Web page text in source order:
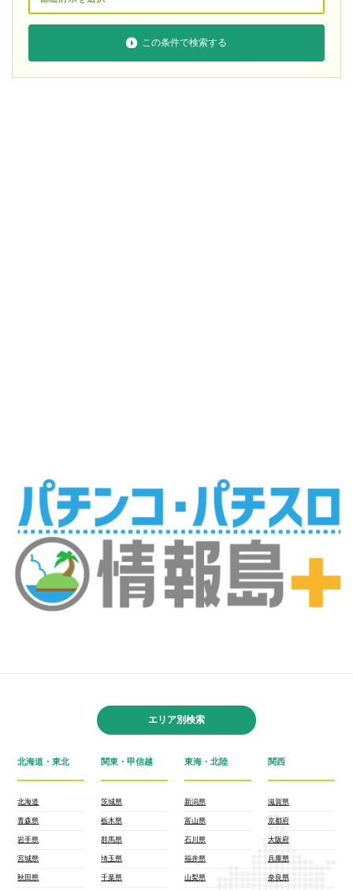
この条件で検索する
エリア別検索
北海道・東北
北海道
青森県
岩手県
宮城県
秋田県
関東・甲信越
茨城県
栃木県
群馬県
埼玉県
千葉県
東海・北陸
新潟県
富山県
石川県
福井県
山梨県
関西
滋賀県
京都府
大阪府
兵庫県
奈良県